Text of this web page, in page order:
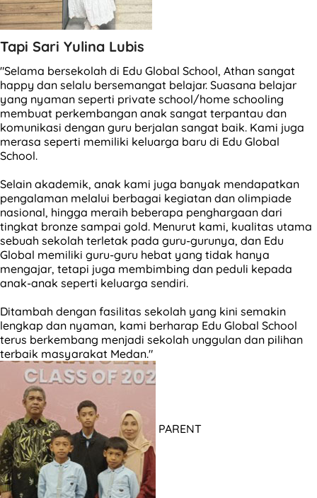
Tapi Sari Yulina Lubis
"Selama bersekolah di Edu Global School, Athan sangat
happy dan selalu bersemangat belajar. Suasana belajar
yang nyaman seperti private school/home schooling
membuat perkembangan anak sangat terpantau dan
komunikasi dengan guru berjalan sangat baik. Kami juga
merasa seperti memiliki keluarga baru di Edu Global
School.
Selain akademik, anak kami juga banyak mendapatkan
pengalaman melalui berbagai kegiatan dan olimpiade
nasional, hingga meraih beberapa penghargaan dari
tingkat bronze sampai gold. Menurut kami, kualitas utama
sebuah sekolah terletak pada guru-gurunya, dan Edu
Global memiliki guru-guru hebat yang tidak hanya
mengajar, tetapi juga membimbing dan peduli kepada
anak-anak seperti keluarga sendiri.
Ditambah dengan fasilitas sekolah yang kini semakin
lengkap dan nyaman, kami berharap Edu Global School
terus berkembang menjadi sekolah unggulan dan pilihan
terbaik masyarakat Medan."
PARENT